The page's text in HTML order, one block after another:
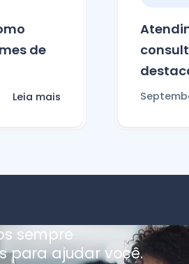
de
Leia mais
sempre
para ajudar você.